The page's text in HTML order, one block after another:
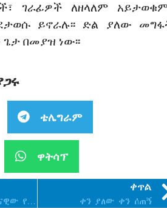
ገራፊዎች ለዘላለም
ይኖራሉ፡፡ ድል ያለው
በመያዝ ነው፡፡
ቴሌግራም
ዋትሳፕ
“አቡነ ጳውሎስ በዘመናዊው የኢትዮጵያ ኦርቶዶክስ ቤተ ክርስቲያን ታሪክ ውስጥ አዲስ ምዕራፍ የከፈቱ አባት ናቸው”
ቀጥል
ቀን ያለው ቀን ሰጠኝ